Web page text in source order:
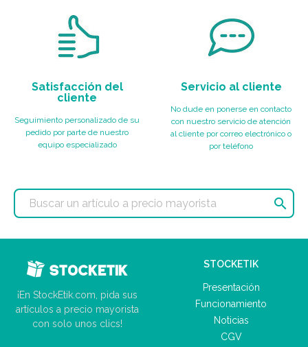
Satisfacción del
cliente
Seguimiento personalizado de su
pedido por parte de nuestro
equipo especializado
Servicio al cliente
No dude en ponerse en contacto
con nuestro servicio de atención
al cliente por correo electrónico o
por teléfono

¡En StockEtik.com, pida sus
artículos a precio mayorista
con solo unos clics!
STOCKETIK
Presentación
Funcionamiento
Noticias
CGV